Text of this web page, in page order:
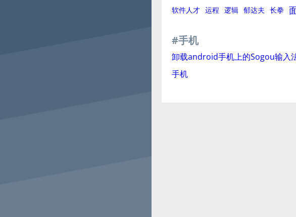
软件人才 运程 逻辑 郁达夫 长拳
#手机
卸载android手机上的Sogou输入
手机